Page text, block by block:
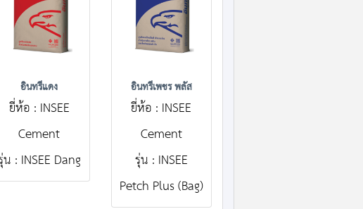
อินทรีแดง
ยี่ห้อ : INSEE
Cement
: INSEE Dang
อินทรีเพชร พลัส
ยี่ห้อ : INSEE
Cement
รุ่น : INSEE
Petch Plus (Bag)